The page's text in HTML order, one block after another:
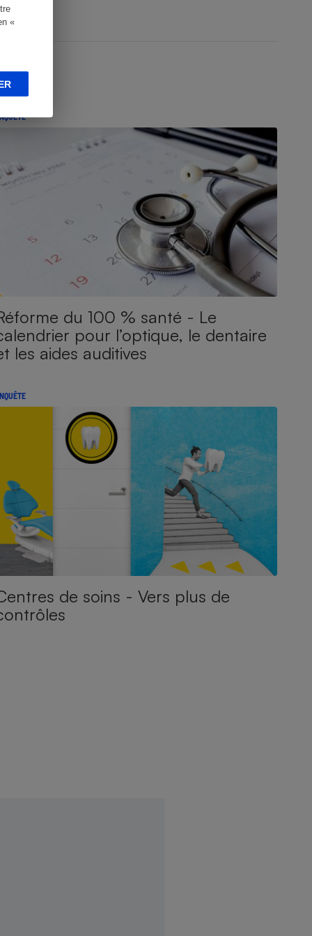
«
du 100 % santé - Le
pour l’optique, le dentaire
les aides auditives
de soins - Vers plus de